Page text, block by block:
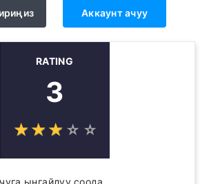
Аккаунт ачуу
RATING
3
☆☆☆ ☆ ☆
★★★ ★ ★
ыңгайлуу соода